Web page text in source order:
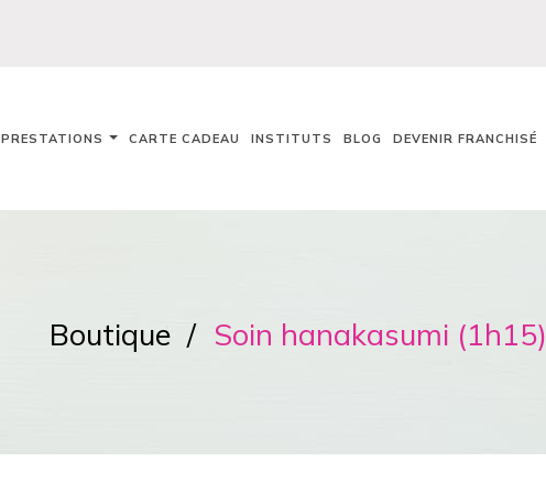
PRESTATIONS CARTE CADEAU INSTITUTS BLOG DEVENIR FRANCHISÉ
Boutique Soin hanakasumi (1h15)